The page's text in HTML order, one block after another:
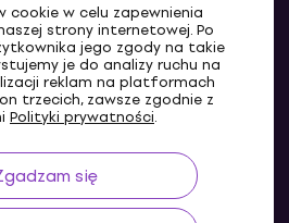
cookie w celu zapewnienia
strony internetowej. Po
jego zgody na takie
je do analizy ruchu na
reklam na platformach
trzecich, zawsze zgodnie z
Polityki prywatności.
się
PL